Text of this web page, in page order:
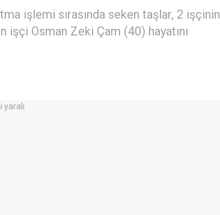
işlemi sırasında seken taşlar, 2 işçinin
Osman Zeki Çam (40) hayatını